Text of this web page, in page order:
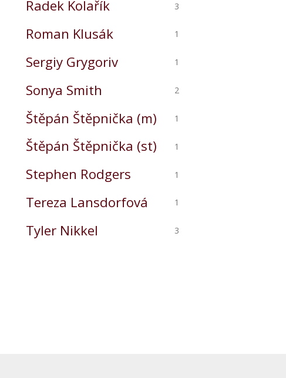
Radek Kolařík 3
Roman Klusák 1
Sergiy Grygoriv 1
Sonya Smith 2
Štěpán Štěpnička (m) 1
Štěpán Štěpnička (st) 1
Stephen Rodgers 1
Tereza Lansdorfová 1
Tyler Nikkel 3